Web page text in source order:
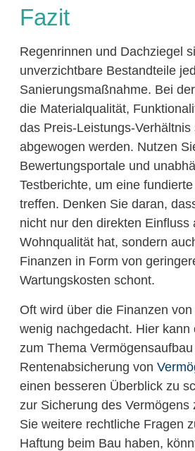
Fazit
Regenrinnen und Dachziegel
unverzichtbare Bestandteile
Sanierungsmaßnahme. Bei
die Materialqualität,
das Preis-Leistungs-Verhältnis
abgewogen werden. Nutzen
Bewertungsportale und
Testberichte, um eine
treffen. Denken Sie daran,
nicht nur den direkten Einfluss
Wohnqualität hat, sondern
Finanzen in Form von
Wartungskosten schont.
Oft wird über die Finanzen
wenig nachgedacht. Hier kann
zum Thema
Rentenabsicherung von
einen besseren Überblick zu
zur Sicherung des Vermögens
Sie weitere rechtliche Fragen
Haftung beim Bau haben,